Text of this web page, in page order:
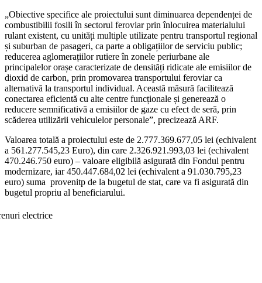
„Obiective specifice ale proiectului sunt diminuarea dependenței de
combustibilii fosili în sectorul feroviar prin înlocuirea materialului
rulant existent, cu unități multiple utilizate pentru transportul regional
și suburban de pasageri, ca parte a obligațiilor de serviciu public;
reducerea aglomerațiilor rutiere în zonele periurbane ale
principalelor orașe caracterizate de densități ridicate ale emisiilor de
dioxid de carbon, prin promovarea transportului feroviar ca
alternativă la transportul individual. Această măsură facilitează
conectarea eficientă cu alte centre funcționale și generează o
reducere semnificativă a emisiilor de gaze cu efect de seră, prin
scăderea utilizării vehiculelor personale”, precizează ARF.
Valoarea totală a proiectului este de 2.777.369.677,05 lei (echivalent
a 561.277.545,23 Euro), din care 2.326.921.993,03 lei (echivalent
470.246.750 euro) – valoare eligibilă asigurată din Fondul pentru
modernizare, iar 450.447.684,02 lei (echivalent a 91.030.795,23
euro) suma provenitp de la bugetul de stat, care va fi asigurată din
bugetul propriu al beneficiarului.